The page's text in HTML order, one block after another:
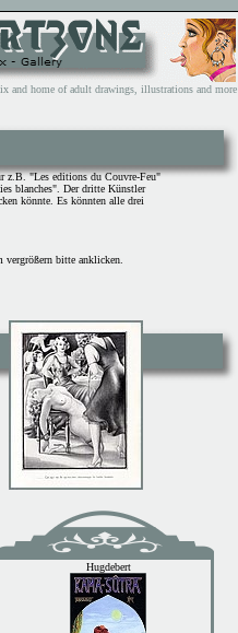
and home of adult drawings, illustrations and more
z.B. "Les editions du Couvre-Feu"
blanches". Der dritte Künstler
könnte. Es könnten alle drei
bitte anklicken.